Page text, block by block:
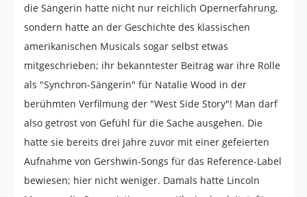
die Sängerin hatte nicht nur reichlich Opernerfahrung,
sondern hatte an der Geschichte des klassischen
amerikanischen Musicals sogar selbst etwas
mitgeschrieben; ihr bekanntester Beitrag war ihre Rolle
als "Synchron-Sängerin" für Natalie Wood in der
berühmten Verfilmung der "West Side Story"! Man darf
also getrost von Gefühl für die Sache ausgehen. Die
hatte sie bereits drei Jahre zuvor mit einer gefeierten
Aufnahme von Gershwin-Songs für das Reference-Label
bewiesen; hier nicht weniger. Damals hatte Lincoln